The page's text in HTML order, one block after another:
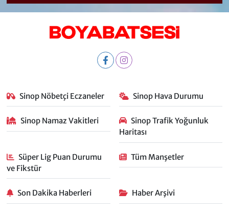
Sinop Nöbetçi Eczaneler Sinop Hava Durumu
Sinop Namaz Vakitleri
Sinop Trafik Yoğunluk
Haritası
Süper Lig Puan Durumu
ve Fikstür
Tüm Manşetler
Son Dakika Haberleri Haber Arşivi